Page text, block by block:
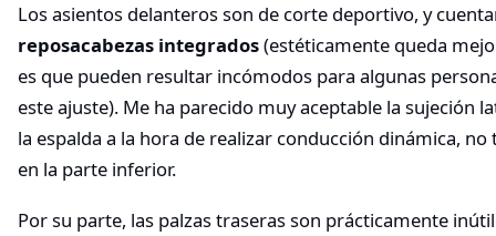
Los asientos delanteros son de corte deportivo, y
reposacabezas integrados(estéticamente queda
es que pueden resultar incómodos para algunas
este ajuste). Me ha parecido muy aceptable la sujeción
la espalda a la hora de realizar conducción dinámica,
en la parte inferior.
Por su parte, las palzas traseras son prácticamente